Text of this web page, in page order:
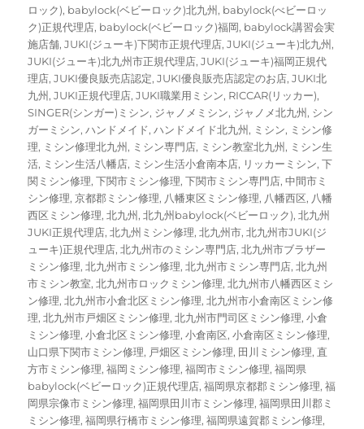
グ
ロック), babylock(ベビーロック)北九州 , babylock(べビーロッ
ク)正規代理店, babylock(ベビーロック)福岡, babylock講習会実
施店舗,JUKI(ジューキ)下関市正規代理店,JUKI(ジューキ)北九州 ,
JUKI(ジューキ)北九州市正規代理店,JUKI(ジューキ)福岡正規代
理店,JUKI優良販売店認定,JUKI優良販売店認定のお店,JUKI北
九州 ,JUKI正規代理店,JUKI職業用ミシン, RICCAR(リッカー),
SINGER(シンガー)ミシン, ジャノメミシン, ジャノメ北九州 , シン
ガーミシン,ハンドメイド,ハンドメイド北九州 , ミシン, ミシン修
理, ミシン修理北九州 , ミシン専門店, ミシン教室北九州 , ミシン生
活, ミシン生活八幡店, ミシン生活小倉南本店, リッカーミシン,下
関ミシン修理,下関市ミシン修理,下関市ミシン専門店,中間市ミ
シン修理,京都郡ミシン修理, 八幡東区ミシン修理, 八幡西区, 八幡
西区ミシン修理,北九州 ,北九州babylock(ベビーロック),北九州
JUKI正規代理店,北九州ミシン修理,北九州市,北九州市JUKI(ジ
ューキ)正規代理店,北九州市のミシン専門店,北九州市ブラザー
ミシン修理,北九州市ミシン修理,北九州市ミシン専門店,北九州
市ミシン教室,北九州市ロックミシン修理,北九州市八幡西区ミシ
ン修理,北九州市小倉北区ミシン修理,北九州市小倉南区ミシン修
理,北九州市戸畑区ミシン修理,北九州市門司区ミシン修理,小倉
ミシン修理,小倉北区ミシン修理,小倉南区,小倉南区ミシン修理,
山口県下関市ミシン修理, 戸畑区ミシン修理, 田川ミシン修理, 直
方市ミシン修理,福岡ミシン修理,福岡市ミシン修理,福岡県
babylock(ベビーロック)正規代理店,福岡県京都郡ミシン修理,福
岡県宗像市ミシン修理,福岡県田川市ミシン修理,福岡県田川郡ミ
ミシン修理,福岡県行橋市ミシン修理,福岡県遠賀郡ミシン修理,